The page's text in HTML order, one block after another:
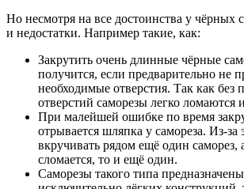
Но несмотря на все достоинства у чёрных
и недостатки. Например такие, как:
Закрутить очень длинные чёрные
получится, если предварительно не
необходимые отверстия. Так как без
отверстий саморезы легко ломаются
При малейшей ошибке по время
отрывается шляпка у самореза. Из-за
вкручивать рядом ещё один саморез,
сломается, то и ещё один.
Саморезы такого типа